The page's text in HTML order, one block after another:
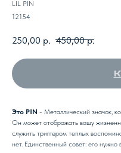
LIL PIN
12154
250,00 р. 450,00 р.
Это PIN - Металлический значок,
Он может отображать вашу
служить триггером теплых
нет. Единственный совет: его